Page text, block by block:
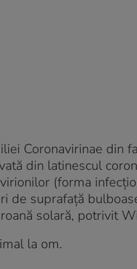
Coronavirinae din
din latinescul
(forma
de suprafață
solară, potrivit
la om.